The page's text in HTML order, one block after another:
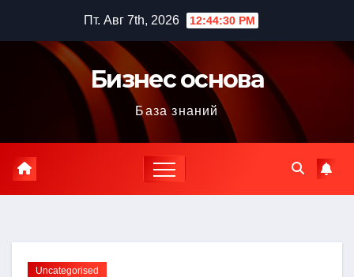
содержимому
Пт. Авг 7th, 2026 12:44:31 PM
Бизнес основа
База знаний
Uncategorised